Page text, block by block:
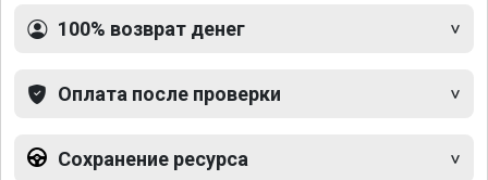
100% возврат денег
Оплата после проверки
Сохранение ресурса